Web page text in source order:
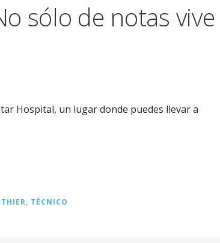
sólo de notas vive
Hospital, un lugar donde puedes llevar a
TÉCNICO